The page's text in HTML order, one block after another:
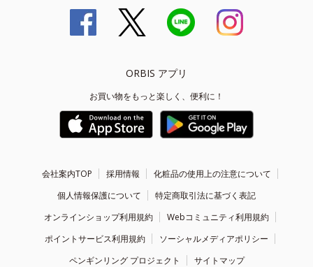
ORBIS アプリ
お買い物をもっと楽しく、便利に！
会社案内TOP 採用情報
化粧品の使用上の注意について
個人情報保護について
特定商取引法に基づく表記
オンラインショップ利用規約
Webコミュニティ利用規約
ポイントサービス利用規約
ソーシャルメディアポリシー
ペンギンリング プロジェクト
サイトマップ